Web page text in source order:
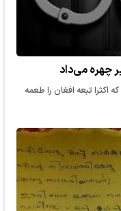
چهره می‌داد
که اکثرا تبعه افغان را طعمه